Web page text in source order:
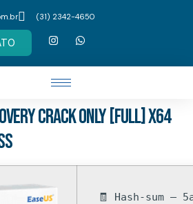
(31) 2342-4650
Crack only [Full] x64
🧾 Hash-sum —